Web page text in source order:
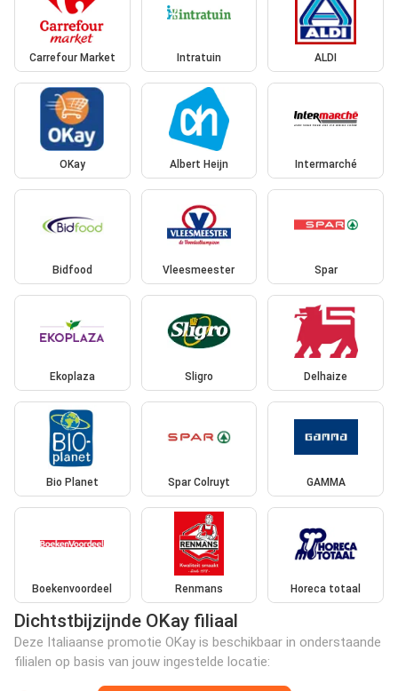
Carrefour Market Intratuin ALDI
OKay Albert Heijn Intermarché
Bidfood Vleesmeester Spar
Ekoplaza Sligro Delhaize
Bio Planet Spar Colruyt GAMMA
Boekenvoordeel Renmans Horeca totaal
Dichtstbijzijnde OKay filiaal
Deze Italiaanse promotie OKay is beschikbaar in onderstaande
filialen op basis van jouw ingestelde locatie: